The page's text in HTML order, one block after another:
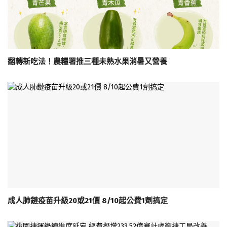
翻轉新吃法！農糧署推三種未熟水果消暑又營養
成人肺鏈疫苗升級20或21價 8/10起公費1劑搞定